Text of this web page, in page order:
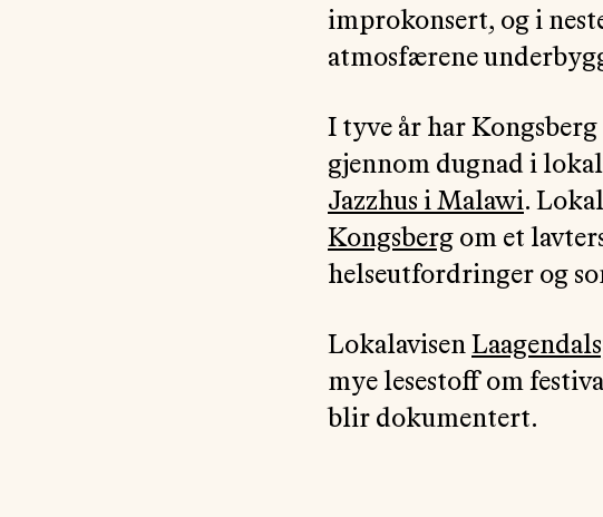
improkonsert, og i
atmosfærene
I tyve år har
gjennom dugnad i
Jazzhus i Malawi.
Kongsberg om et
helseutfordringer og
Lokalavisen
mye lesestoff om
blir dokumentert.